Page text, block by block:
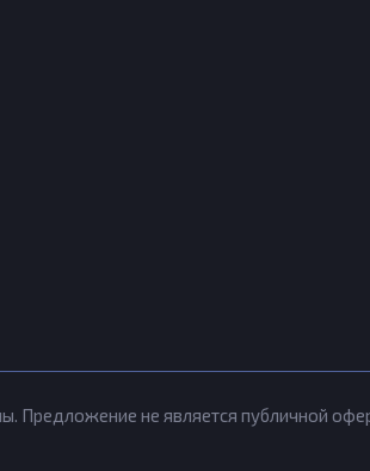
Предложение не является публичной